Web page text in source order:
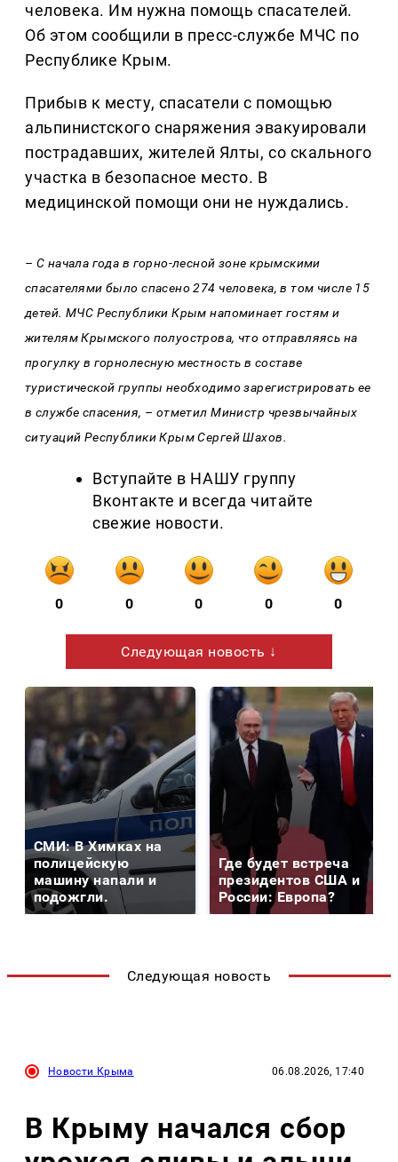
человека. Им нужна помощь спасателей.
Об этом сообщили в пресс-службе МЧС по
Республике Крым.
Прибыв к месту, спасатели с помощью
альпинистского снаряжения эвакуировали
пострадавших, жителей Ялты, со скального
участка в безопасное место. В
медицинской помощи они не нуждались.
– С начала года в горно-лесной зоне крымскими
спасателями было спасено 274 человека, в том числе 15
детей. МЧС Республики Крым напоминает гостям и
жителям Крымского полуострова, что отправляясь на
прогулку в горнолесную местность в составе
туристической группы необходимо зарегистрировать ее
в службе спасения, – отметил Министр чрезвычайных
ситуаций Республики Крым Сергей Шахов.
Вступайте в НАШУ группу
Вконтакте и всегда читайте
свежие новости.
0 0 0 0 0
Следующая новость ↓
СМИ: В Химках на
полицейскую
машину напали и
подожгли.
Где будет встреча
президентов США и
России: Европа?
Следующая новость
Новости Крыма 06.08.2026, 17:40
В Крыму начался сбор